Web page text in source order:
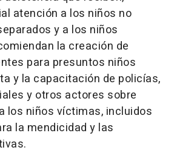
atención a los niños no
y a los niños
la creación de
para presuntos niños
y la capacitación de policías,
y otros actores sobre
los niños víctimas, incluidos
la mendicidad y las